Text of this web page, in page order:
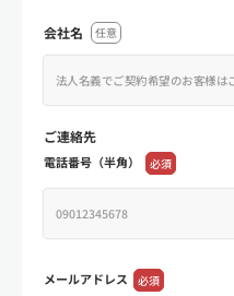
会社名 任意
ご連絡先
電話番号（半角） 必須
メールアドレス 必須